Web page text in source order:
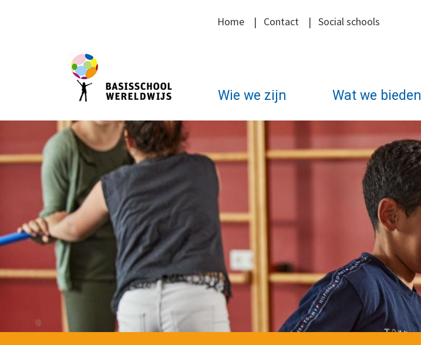
Home | Contact | Social schools
Wie we zijn Wat we bieden